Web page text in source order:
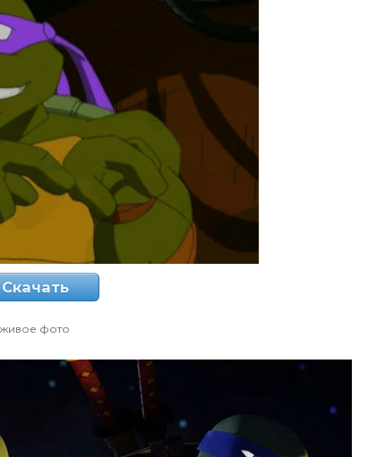
Скачать
живое фото